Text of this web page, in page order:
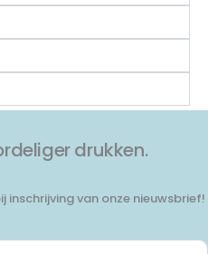
drukken.
inschrijving van onze nieuwsbrief!